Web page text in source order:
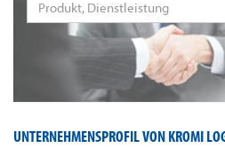
UNTERNEHMENSPROFIL VON KROMI